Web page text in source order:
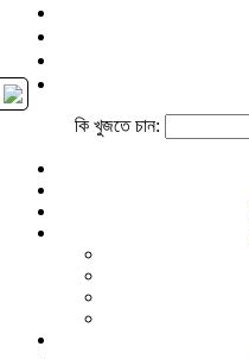
কি খুজতে চান: